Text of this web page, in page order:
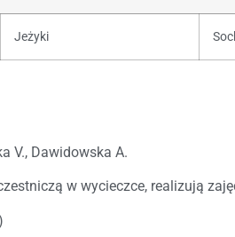
Jeżyki
V., Dawidowska A.
w wycieczce, realizują